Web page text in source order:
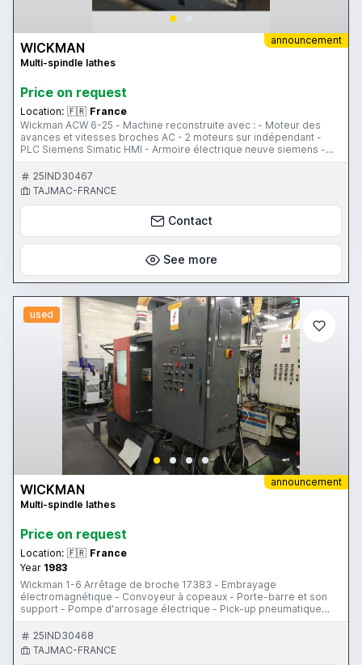
announcement
WICKMAN
Multi-spindle lathes
Price on request
Location: 🇫🇷 France
Wickman ACW 6-25 - Machine reconstruite avec : - Moteur des
avances et vitesses broches AC - 2 moteurs sur indépendant -
PLC Siemens Simatic HMI - Armoire électrique neuve siemens -
Porte barre et son support - 6 tubes d'avance - 6 tubes de
serrage - Appareillages en option - Machine au normes C
25IND30467
TAJMAC-FRANCE
Contact
See more
used
announcement
WICKMAN
Multi-spindle lathes
Price on request
Location: 🇫🇷 France
Year 1983
Wickman 1-6 Arrêtage de broche 17383 - Embrayage
électromagnétique - Convoyeur à copeaux - Porte-barre et son
support - Pompe d'arrosage électrique - Pick-up pneumatique
pos.6 avec serrage pneumatique - 5 porte-outils à barreau 1, 2, 3,
4, 5 - 1 porte-outils de coupe churchill - Lunette indépendante pos.
4 - Lunette indépendante pos. 5 - 4 lunettes de bloc central - 4
porte-niche
25IND30468
TAJMAC-FRANCE